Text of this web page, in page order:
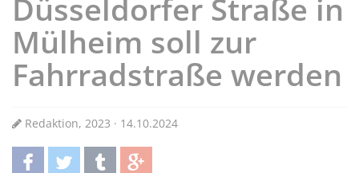
Düsseldorfer Straße in
Mülheim soll zur
Fahrradstraße werden
Redaktion, 2023 · 14.10.2024